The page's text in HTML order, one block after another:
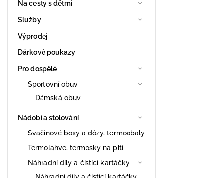
Na cesty s dětmi
Služby
Výprodej
Dárkové poukazy
Pro dospělé
Sportovní obuv
Dámská obuv
Nádobí a stolování
Svačinové boxy a dózy, termoobaly
Termolahve, termosky na pití
Náhradní díly a čistící kartáčky
Náhradní díly a čistící kartáčky